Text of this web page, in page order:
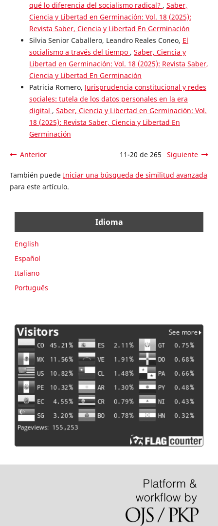
qué lo diferencia del socialismo radical? , Saber,
Ciencia y Libertad en Germinación: Vol. 18 (2025):
Revista Saber, Ciencia y Libertad En Germinación
Silvia Senior Caballero, Leandro Reales Coneo, El
socialismo a través del tiempo , Saber, Ciencia y
Libertad en Germinación: Vol. 18 (2025): Revista Saber,
Ciencia y Libertad En Germinación
Patricia Romero, Jurisprudencia constitucional y redes
sociales: tutela de los datos personales en la era
digital , Saber, Ciencia y Libertad en Germinación: Vol.
18 (2025): Revista Saber, Ciencia y Libertad En
Germinación
Anterior 11-20 de 265 Siguiente
También puede Iniciar una búsqueda de similitud avanzada
para este artículo.
Idioma
English
Español
Italiano
Português